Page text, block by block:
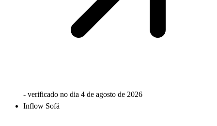
- verificado no dia 4 de agosto de 2026
Inflow Sofá